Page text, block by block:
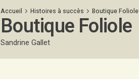
Accueil Histoires à succès Boutique Foliole
Boutique Foliole
Sandrine Gallet